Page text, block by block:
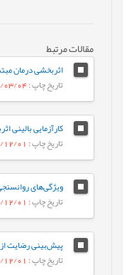
مقالات مرتبط
تاریخ چاپ: 1405/03/04
تاریخ چاپ: 1404/12/01
تاریخ چاپ: 1404/12/01
تاریخ چاپ: 1404/12/01